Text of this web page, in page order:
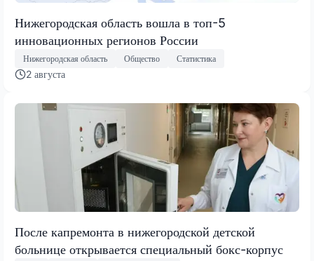
Нижегородская область вошла в топ-5
инновационных регионов России
Нижегородская область Общество Статистика
2 августа
После капремонта в нижегородской детской
больнице открывается специальный бокс-корпус